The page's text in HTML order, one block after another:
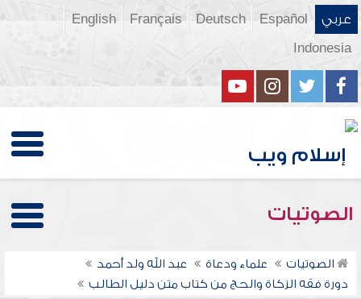
عربي Español
Deutsch
Français
English
Indonesia
الصوتيات
الصوتيات علماء ودعاة
عبد الله ولد أحمد
دورة فقه الزكاة والحج من كتاب متن دليل الطالب